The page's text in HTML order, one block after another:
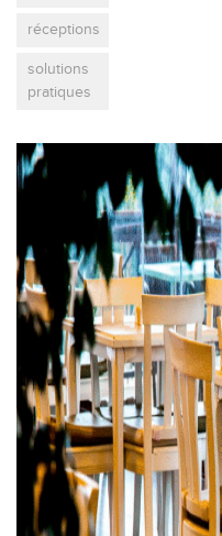
réceptions
solutions
pratiques